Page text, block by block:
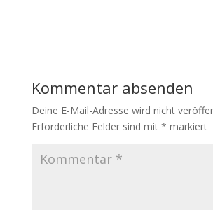
Kommentar absenden
Deine E-Mail-Adresse wird nicht
Erforderliche Felder sind mit * markiert